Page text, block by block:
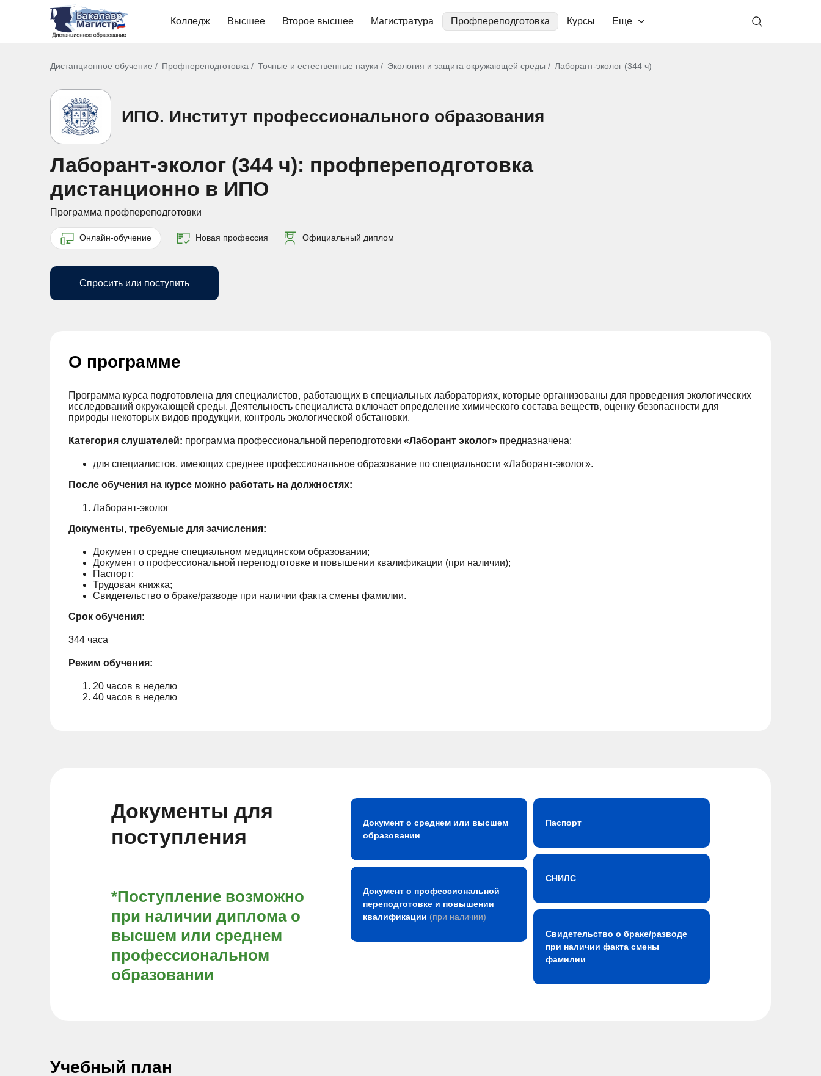
Колледж Высшее Второе высшее Магистратура Профпереподготовка Курсы Еще
Дистанционное обучение Профпереподготовка Точные и естественные науки Экология и защита окружающей среды Лаборант-эколог (344 ч)
ИПО. Институт профессионального образования
Лаборант-эколог (344 ч): профпереподготовка
дистанционно в ИПО
Программа профпереподготовки
Онлайн-обучение Новая профессия Официальный диплом
Спросить или поступить
О программе
Программа курса подготовлена для специалистов, работающих в специальных лабораториях, которые организованы для проведения экологических
исследований окружающей среды. Деятельность специалиста включает определение химического состава веществ, оценку безопасности для
природы некоторых видов продукции, контроль экологической обстановки.
Категория слушателей: программа профессиональной переподготовки «Лаборант эколог» предназначена:
для специалистов, имеющих среднее профессиональное образование по специальности «Лаборант-эколог».
После обучения на курсе можно работать на должностях:
Лаборант-эколог
Документы, требуемые для зачисления:
Документ о средне специальном медицинском образовании;
Документ о профессиональной переподготовке и повышении квалификации (при наличии);
Паспорт;
Трудовая книжка;
Свидетельство о браке/разводе при наличии факта смены фамилии.
Срок обучения:
344 часа
Режим обучения:
20 часов в неделю
40 часов в неделю
Документы для
поступления
*Поступление возможно
при наличии диплома о
высшем или среднем
профессиональном
образовании
Документ о среднем или высшем
образовании
Документ о профессиональной
переподготовке и повышении
квалификации (при наличии)
Паспорт
СНИЛС
Свидетельство о браке/разводе
при наличии факта смены
фамилии
Учебный план